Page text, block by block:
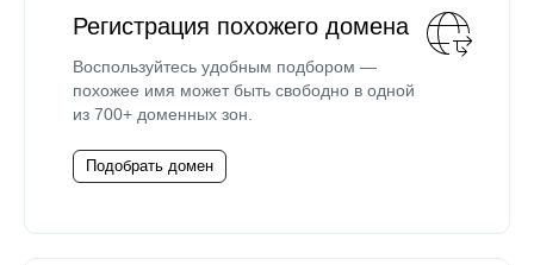
Регистрация похожего домена
Воспользуйтесь удобным подбором —
похожее имя может быть свободно в одной
из 700+ доменных зон.
Подобрать домен